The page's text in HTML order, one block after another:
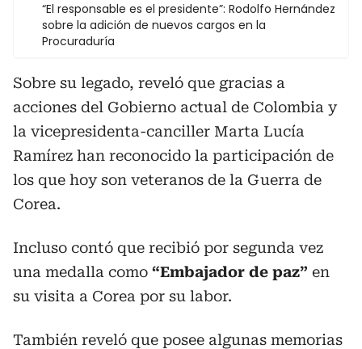
“El responsable es el presidente”: Rodolfo Hernández
sobre la adición de nuevos cargos en la
Procuraduría
Sobre su legado, reveló que gracias a
acciones del Gobierno actual de Colombia y
la vicepresidenta-canciller Marta Lucía
Ramírez han reconocido la participación de
los que hoy son veteranos de la Guerra de
Corea.
Incluso contó que recibió por segunda vez
una medalla como “Embajador de paz” en
su visita a Corea por su labor.
También reveló que posee algunas memorias